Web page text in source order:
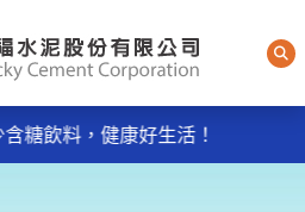
份有限公司
天天我的餐盤6口訣餐餐吃，
糖飲料，健康好生活！
：主動服務，消除客戶抱怨